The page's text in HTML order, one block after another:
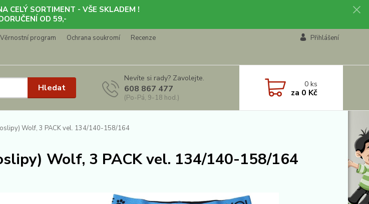
CELÝ SORTIMENT - VŠE SKLADEM !
OD 59,-
Věrnostní program Ochrana soukromí
Recenze
Přihlášení
Hledat
Nevíte si rady? Zavolejte.
608 867 477
(Po-Pá, 9-18 hod.)
0ks
za 0 Kč
Wolf, 3 PACK vel. 134/140-158/164
Wolf, 3 PACK vel. 134/140-158/164